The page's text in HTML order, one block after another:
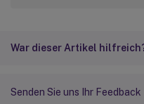
War dieser Artikel
Senden Sie uns Ihr Feedback